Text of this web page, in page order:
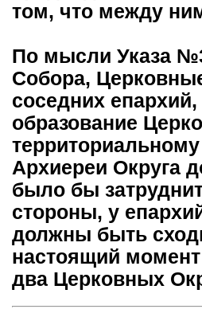
том, что между
По мысли Указа
Собора,
соседних
образование
Архиереи Округа
было бы
стороны, у
должны быть
настоящий
два Церковных